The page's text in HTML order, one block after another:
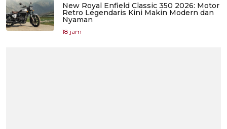
New Royal Enfield Classic 350 2026: Motor
Retro Legendaris Kini Makin Modern dan
Nyaman
18 jam